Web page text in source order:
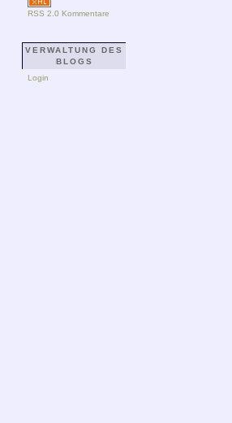
RSS 2.0 Kommentare
VERWALTUNG DES
BLOGS
Login